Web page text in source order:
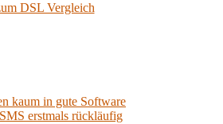
DSL Vergleich
kaum in gute Software
erstmals rückläufig